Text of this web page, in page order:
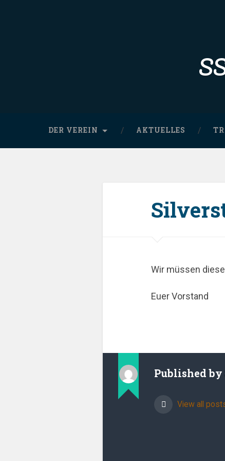
DER VEREIN AKTUELLES
Wir müssen
Euer Vorstand
Published by
View all